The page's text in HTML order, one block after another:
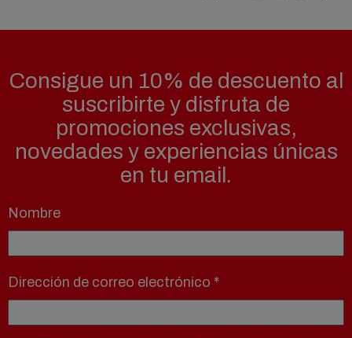
Consigue un 10% de descuento al
suscribirte y disfruta de
promociones exclusivas,
novedades y experiencias únicas
en tu email.
Nombre
Dirección de correo electrónico *